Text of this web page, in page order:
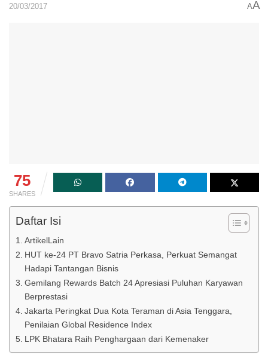
20/03/2017 AA
75
SHARES
Daftar Isi
ArtikelLain
HUT ke-24 PT Bravo Satria Perkasa, Perkuat Semangat
Hadapi Tantangan Bisnis
Gemilang Rewards Batch 24 Apresiasi Puluhan Karyawan
Berprestasi
Jakarta Peringkat Dua Kota Teraman di Asia Tenggara,
Penilaian Global Residence Index
LPK Bhatara Raih Penghargaan dari Kemenaker